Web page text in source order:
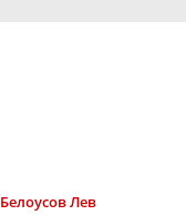
БелоусовЛев